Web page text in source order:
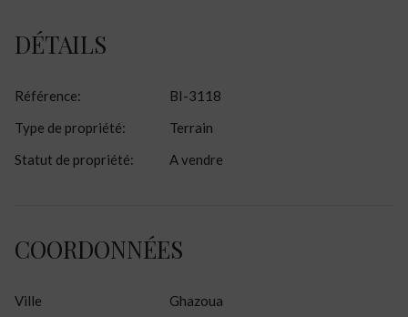
DÉTAILS
Référence:
BI-3118
Type de propriété:
Terrain
Statut de propriété: A vendre
COORDONNÉES
Ville Ghazoua